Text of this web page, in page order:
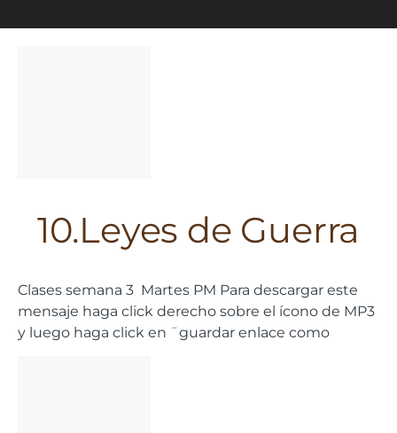
10.Leyes de Guerra
Clases semana 3 Martes PM Para descargar este
mensaje haga click derecho sobre el ícono de MP3
y luego haga click en ¨guardar enlace como